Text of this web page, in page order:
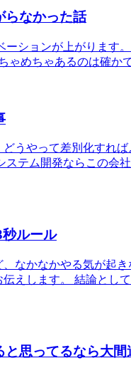
らなかった話
ションが上がります
ゃめちゃあるのは確か
うやって差別化すれ
テム開発ならこの会
ルール
なかなかやる気が起
えします。 結論とし
思ってるなら大間